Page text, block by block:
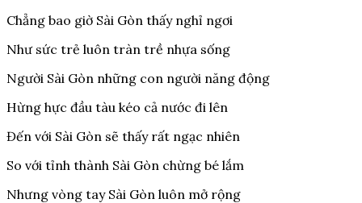
Chẳng bao giờ Sài Gòn thấy nghỉ ngơi
Như sức trẻ luôn tràn trề nhựa sống
Người Sài Gòn những con người năng động
Hừng hực đầu tàu kéo cả nước đi lên
Đến với Sài Gòn sẽ thấy rất ngạc nhiên
So với tỉnh thành Sài Gòn chừng bé lắm
Nhưng vòng tay Sài Gòn luôn mở rộng